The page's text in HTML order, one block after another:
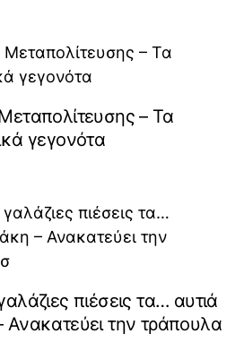
– Τα
γεγονότα
πιέσεις τα… αυτιά
την τράπουλα